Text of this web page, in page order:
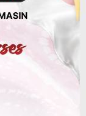
Anak